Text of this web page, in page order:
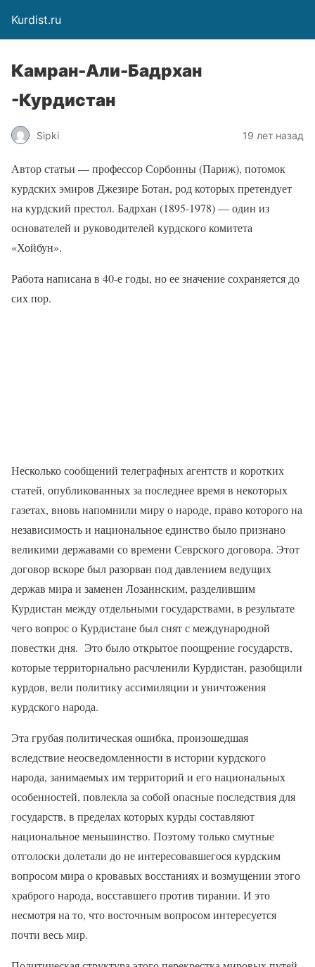
Kurdist.ru
Камран-Али-Бадрхан
-Курдистан
Sipki 19 лет назад
Автор статьи — профессор Сорбонны (Париж), потомок
курдских эмиров Джезире Ботан, род которых претендует
на курдский престол. Бадрхан (1895-1978) — один из
основателей и руководителей курдского комитета
«Хойбун».
Работа написана в 40-е годы, но ее значение сохраняется до
сих пор.
Несколько сообщений телеграфных агентств и коротких
статей, опубликованных за последнее время в некоторых
газетах, вновь напомнили миру о народе, право которого на
независимость и национальное единство было признано
великими державами со времени Севрского договора. Этот
договор вскоре был разорван под давлением ведущих
держав мира и заменен Лозаннским, разделившим
Курдистан между отдельными государствами, в результате
чего вопрос о Курдистане был снят с международной
повестки дня. Это было открытое поощрение государств,
которые территориально расчленили Курдистан, разобщили
курдов, вели политику ассимиляции и уничтожения
курдского народа.
Эта грубая политическая ошибка, произошедшая
вследствие неосведомленности в истории курдского
народа, занимаемых им территорий и его национальных
особенностей, повлекла за собой опасные последствия для
государств, в пределах которых курды составляют
национальное меньшинство. Поэтому только смутные
отголоски долетали до не интересовавшегося курдским
вопросом мира о кровавых восстаниях и возмущении этого
храброго народа, восставшего против тирании. И это
несмотря на то, что восточным вопросом интересуется
почти весь мир.